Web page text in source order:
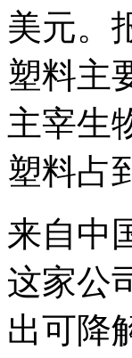
美元。
塑料主
主宰生
塑料占
来自中
这家公
出可降